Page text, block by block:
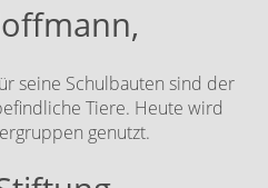
seine Schulbauten sind der
Tiere. Heute wird
genutzt.